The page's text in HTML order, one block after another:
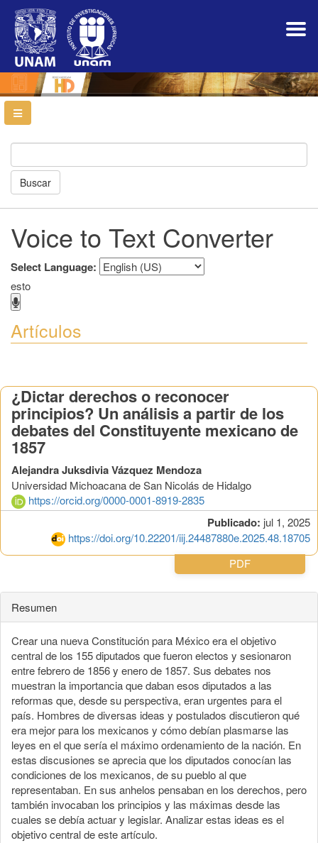
Navegación
principal
Contenido
principal
Barra
lateral
Buscar
Voice to Text Converter
Select Language:
esto
Artículos
Publicado: jul 1, 2025
https://doi.org/10.22201/iij.24487880e.2025.48.18705
¿Dictar derechos o reconocer
principios? Un análisis a partir de los
debates del Constituyente mexicano de
1857
Alejandra Juksdivia Vázquez Mendoza
Universidad Michoacana de San Nicolás de Hidalgo
https://orcid.org/0000-0001-8919-2835
PDF
Resumen
Crear una nueva Constitución para México era el objetivo
central de los 155 diputados que fueron electos y sesionaron
entre febrero de 1856 y enero de 1857. Sus debates nos
muestran la importancia que daban esos diputados a las
reformas que, desde su perspectiva, eran urgentes para el
país. Hombres de diversas ideas y postulados discutieron qué
era mejor para los mexicanos y cómo debían plasmarse las
leyes en el que sería el máximo ordenamiento de la nación. En
estas discusiones se aprecia que los diputados conocían las
condiciones de los mexicanos, de su pueblo al que
representaban. En sus anhelos pensaban en los derechos, pero
también invocaban los principios y las máximas desde las
cuales se debía actuar y legislar. Analizar estas ideas es el
objetivo central de este artículo.